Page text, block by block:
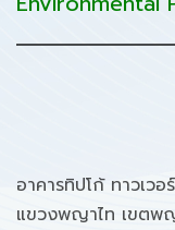
อาคารทิปโก้ ทาวเว
แขวงพญาไท เขตพ